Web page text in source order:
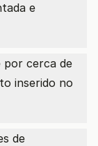
e
por cerca de
inserido no
de